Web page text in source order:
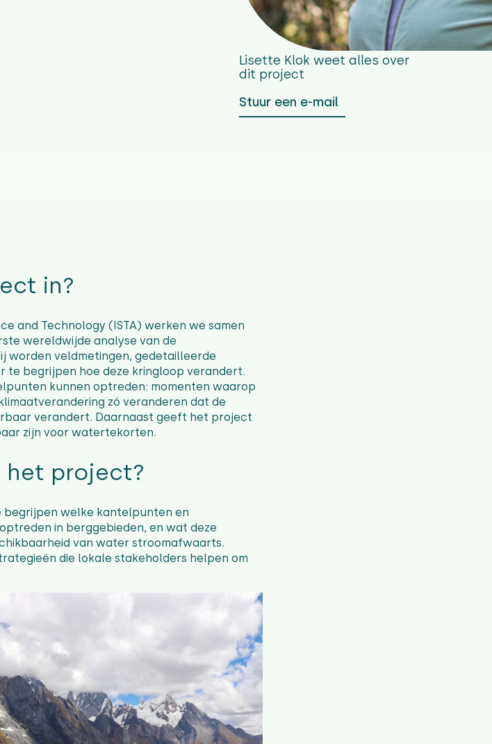
Lisette Klok weet alles over
dit project
Stuur een e-mail
in?
and Technology (ISTA) werken we samen
wereldwijde analyse van de
worden veldmetingen, gedetailleerde
te begrijpen hoe deze kringloop verandert.
kunnen optreden: momenten waarop
zó veranderen dat de
verandert. Daarnaast geeft het project
zijn voor watertekorten.
het project?
welke kantelpunten en
in berggebieden, en wat deze
van water stroomafwaarts.
die lokale stakeholders helpen om